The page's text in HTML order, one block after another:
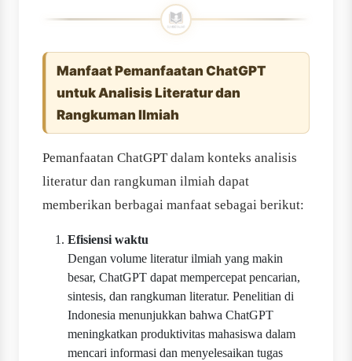
Manfaat Pemanfaatan ChatGPT
untuk Analisis Literatur dan
Rangkuman Ilmiah
Pemanfaatan ChatGPT dalam konteks analisis
literatur dan rangkuman ilmiah dapat
memberikan berbagai manfaat sebagai berikut:
Efisiensi waktu
Dengan volume literatur ilmiah yang makin
besar, ChatGPT dapat mempercepat pencarian,
sintesis, dan rangkuman literatur. Penelitian di
Indonesia menunjukkan bahwa ChatGPT
meningkatkan produktivitas mahasiswa dalam
mencari informasi dan menyelesaikan tugas